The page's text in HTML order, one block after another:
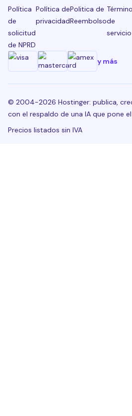
Política
de
solicitud
de NPRD
Política de
privacidad
Politica de
Reembolsode
servicio
y más
© 2004-2026 Hostinger: publica,
con el respaldo de una IA que pone
Precios listados sin IVA